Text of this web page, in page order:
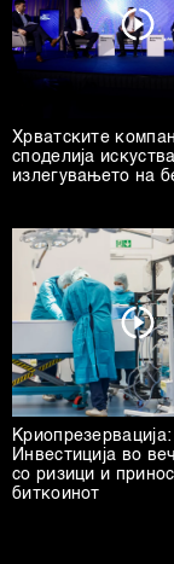
Хрватските
споделија
излегувањето на
Криопрезервација:
Инвестиција во
со ризици и
биткоинот